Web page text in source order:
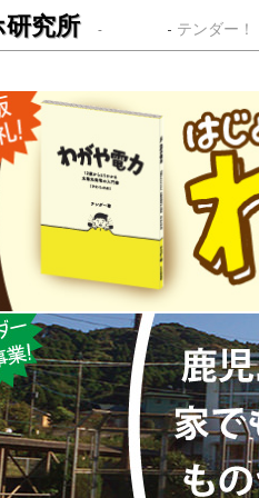
究所 Skip to contentテンダー！